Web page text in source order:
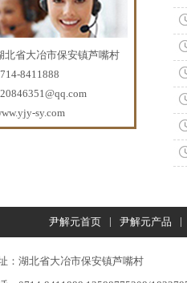
PF-05
PF-06
北省大冶市保安镇芦嘴村
8411888
sy.com
尹解元首页 | 尹解元产品 |
：湖北省大冶市保安镇芦嘴村